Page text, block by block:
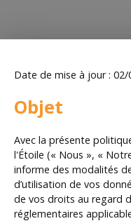
Date de mise à jour : 02/
Objet
Avec la présente
l'Étoile (« Nous », «
informe des modalités
d’utilisation de vos
de vos droits au regard
réglementaires